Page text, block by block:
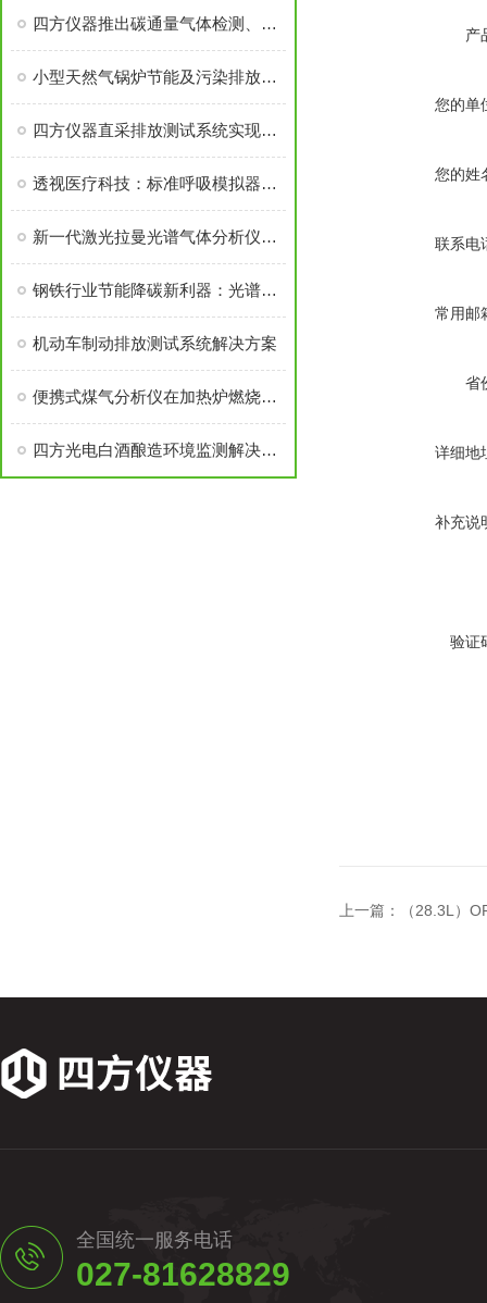
四方仪器推出碳通量气体检测、发动机排放检测及燃气热值分析等气体分析仪器
小型天然气锅炉节能及污染排放监测技术方案
四方仪器直采排放测试系统实现重型车发动机法规测试国产化替代
透视医疗科技：标准呼吸模拟器在肺功能仪校准中的关键作用
新一代激光拉曼光谱气体分析仪领航烯烃裂解气在线检测技术变革
钢铁行业节能降碳新利器：光谱技术在煤气热值分析中的应用
机动车制动排放测试系统解决方案
便携式煤气分析仪在加热炉燃烧优化控制中的应用
四方光电白酒酿造环境监测解决方案
产
您的单
您的姓
联系电
常用邮
省
详细地
补充说
验证
上一篇： （28.3L）
全国统一服务电话
027-81628829